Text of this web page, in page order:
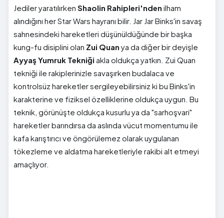
Jediler yaratılırken Shaolin Rahipleri'nden ilham
alındığını her Star Wars hayranı bilir. Jar Jar Binks'in savaş
sahnesindeki hareketleri düşünüldüğünde bir başka
kung-fu disiplini olan Zui Quan ya da diğer bir deyişle
Ayyaş Yumruk Tekniği akla oldukça yatkın. Zui Quan
tekniği ile rakiplerinizle savaşırken budalaca ve
kontrolsüz hareketler sergileyebilirsiniz ki bu Binks'in
karakterine ve fiziksel özelliklerine oldukça uygun. Bu
teknik, görünüşte oldukça kusurlu ya da "sarhoşvari"
hareketler barındırsa da aslında vücut momentumu ile
kafa karıştırıcı ve öngörülemez olarak uygulanan
tökezleme ve aldatma hareketleriyle rakibi alt etmeyi
amaçlıyor.